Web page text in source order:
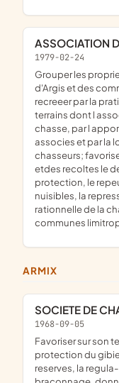
ASSOCIATION
1979-02-24
grouper les proprietaires fonciers de la commune
d'Argis et des
recreeer par la
terrains dont l
chasse, par l
associes et par la
chasseurs;
etdes recoltes le
protection, le
nuisibles, la
rationnelle de la
communes
ARMIX
SOCIETE DE
1968-09-05
favoriser sur son territoire le developpement et la
protection du
reserves, la